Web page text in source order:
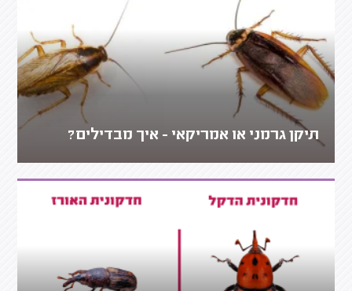
תיקן גרמני או אמריקאי - איך מבדילים?